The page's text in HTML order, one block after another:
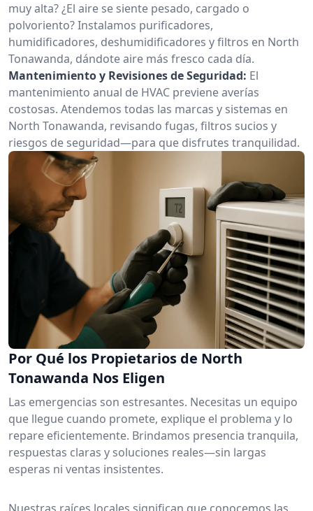
muy alta? ¿El aire se siente pesado, cargado o
polvoriento? Instalamos purificadores,
humidificadores, deshumidificadores y filtros en North
Tonawanda, dándote aire más fresco cada día.
Mantenimiento y Revisiones de Seguridad: El
mantenimiento anual de HVAC previene averías
costosas. Atendemos todas las marcas y sistemas en
North Tonawanda, revisando fugas, filtros sucios y
riesgos de seguridad—para que disfrutes tranquilidad.
Por Qué los Propietarios de North
Tonawanda Nos Eligen
Las emergencias son estresantes. Necesitas un equipo
que llegue cuando promete, explique el problema y lo
repare eficientemente. Brindamos presencia tranquila,
respuestas claras y soluciones reales—sin largas
esperas ni ventas insistentes.